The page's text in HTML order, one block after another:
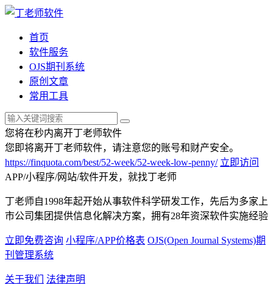
首页
软件服务
OJS期刊系统
原创文章
常用工具
您将在秒内离开丁老师软件
您即将离开丁老师软件，请注意您的账号和财产安全。
https://finquota.com/best/52-week/52-week-low-penny/ 立即访问
APP/小程序/网站/软件开发，就找丁老师
丁老师自1998年起开始从事软件科学研发工作，先后为多家上
市公司集团提供信息化解决方案，拥有28年资深软件实施经验
立即免费咨询 小程序/APP价格表 OJS(Open Journal Systems)期
刊管理系统
关于我们 法律声明